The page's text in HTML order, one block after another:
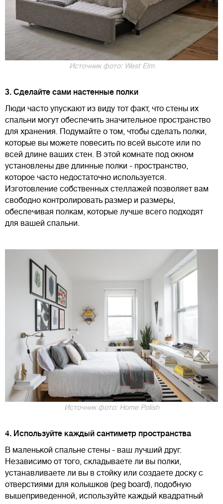
Источник фото: West Elm
3. Сделайте сами настенные полки
Люди часто упускают из виду тот факт, что стены их
спальни могут обеспечить значительное пространство
для хранения. Подумайте о том, чтобы сделать полки,
которые вы можете повесить по всей высоте или по
всей длине ваших стен. В этой комнате под окном
установлены две длинные полки - пространство,
которое часто недостаточно используется.
Изготовление собственных стеллажей позволяет вам
свободно контролировать размер и размеры,
обеспечивая полкам, которые лучше всего подходят
для вашей спальни.
Источник фото: Home Polish
4. Используйте каждый сантиметр пространства
В маленькой спальне стены - ваш лучший друг.
Независимо от того, складываете ли вы полки,
устанавливаете ли вы в стойку или создаете доску с
отверстиями для колышков (peg board), подобную
вышеприведенной, используйте каждый квадратный